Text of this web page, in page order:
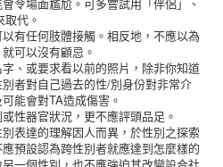
取代。
有任何肢體接觸。相反地，不應以為
可以沒有顧忌。
、或要求看以前的照片，除非你知道
者對自己過去的性/別身份對非常介
能會對TA造成傷害。
性器官狀況，更不應評頭品足。
表達的理解因人而異，於性別之探索
預設認為跨性別者就應達到怎麼樣的